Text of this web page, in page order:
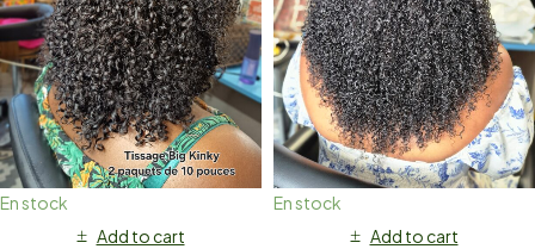
En stock
Add to cart
En stock
Add to cart